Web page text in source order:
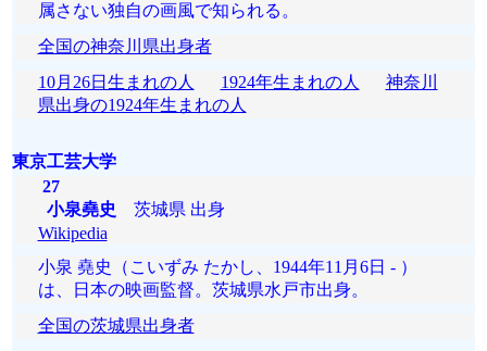
属さない独自の画風で知られる。
全国の神奈川県出身者
10月26日生まれの人
1924年生まれの人
神奈川
県出身の1924年生まれの人
東京工芸大学
27
小泉堯史 茨城県 出身
Wikipedia
小泉 堯史（こいずみ たかし、1944年11月6日 - ）
は、日本の映画監督。茨城県水戸市出身。
全国の茨城県出身者